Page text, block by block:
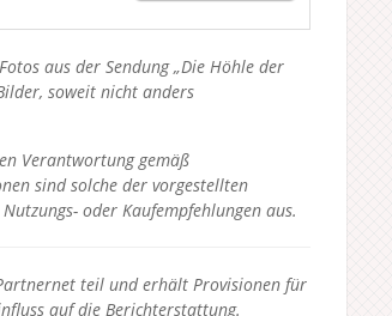
aus der Sendung „Die Höhle der
soweit nicht anders
Verantwortung gemäß
sind solche der vorgestellten
oder Kaufempfehlungen aus.
teil und erhält Provisionen für
auf die Berichterstattung.